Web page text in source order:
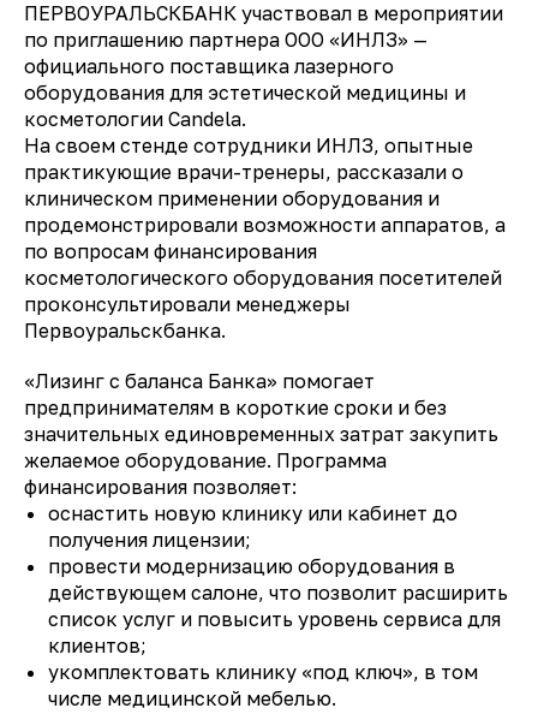
ПЕРВОУРАЛЬСКБАНК участвовал в мероприятии
по приглашению партнера ООО «ИНЛЗ» —
официального поставщика лазерного
оборудования для эстетической медицины и
косметологии Candela.
На своем стенде сотрудники ИНЛЗ, опытные
практикующие врачи-тренеры, рассказали о
клиническом применении оборудования и
продемонстрировали возможности аппаратов, а
по вопросам финансирования
косметологического оборудования посетителей
проконсультировали менеджеры
Первоуральскбанка.
«Лизинг с баланса Банка» помогает
предпринимателям в короткие сроки и без
значительных единовременных затрат закупить
желаемое оборудование. Программа
финансирования позволяет:
оснастить новую клинику или кабинет до
получения лицензии;
провести модернизацию оборудования в
действующем салоне, что позволит расширить
список услуг и повысить уровень сервиса для
клиентов;
укомплектовать клинику «под ключ», в том
числе медицинской мебелью.